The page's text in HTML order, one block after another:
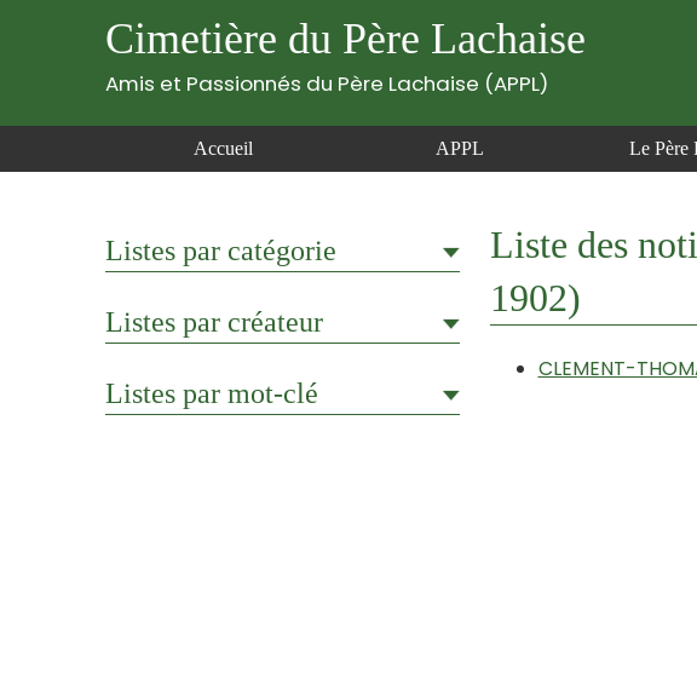
Cimetière du Père Lachaise
Amis et Passionnés du Père Lachaise (APPL)
Accueil APPL Le Père
Listes par catégorie
Listes par créateur
Listes par mot-clé
Liste des
1902)
CLEMENT-